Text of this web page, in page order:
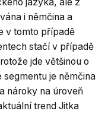
i němčina a
v tomto případě
stačí v případě
jde většinou o
je němčina
nároky na úroveň
trend Jitka